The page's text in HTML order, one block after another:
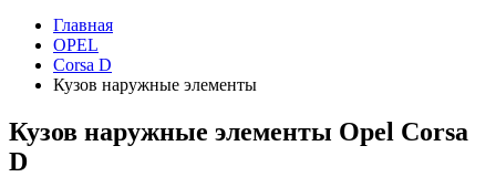
Главная
OPEL
Corsa D
Кузов наружные элементы
Кузов наружные элементы Opel Corsa
D